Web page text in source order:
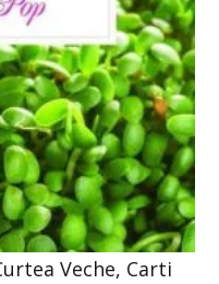
Veche, Carti